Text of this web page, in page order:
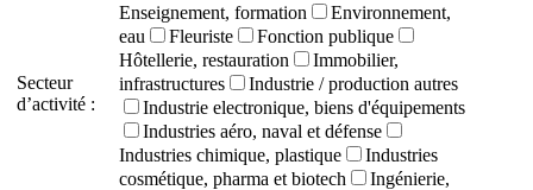
Secteur
d’activité :
Enseignement, formation
Environnement,
eau
Fleuriste
Fonction publique
Hôtellerie, restauration
Immobilier,
infrastructures
Industrie / production autres
Industrie electronique, biens d'équipements
Industries aéro, naval et défense
Industries chimique, plastique
Industries
cosmétique, pharma et biotech
Ingénierie,